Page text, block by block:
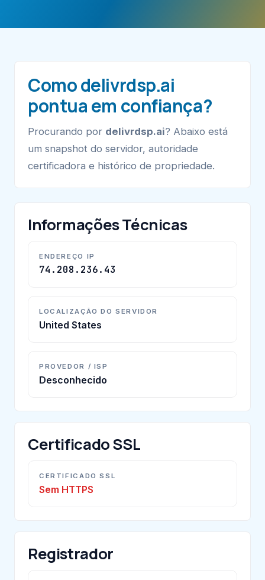
Como delivrdsp.ai
pontua em confiança?
Procurando por delivrdsp.ai? Abaixo está
um snapshot do servidor, autoridade
certificadora e histórico de propriedade.
Informações Técnicas
ENDEREÇO IP
74.208.236.43
LOCALIZAÇÃO DO SERVIDOR
United States
PROVEDOR / ISP
Desconhecido
Certificado SSL
CERTIFICADO SSL
Sem HTTPS
Registrador